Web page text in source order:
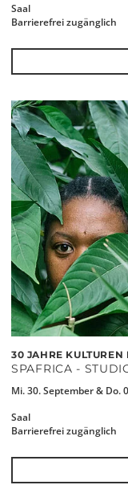
Saal
Barrierefrei zugänglich
30 JAHRE KULTUREN
SPAFRICA -
Mi. 30. September & Do.
Saal
Barrierefrei zugänglich